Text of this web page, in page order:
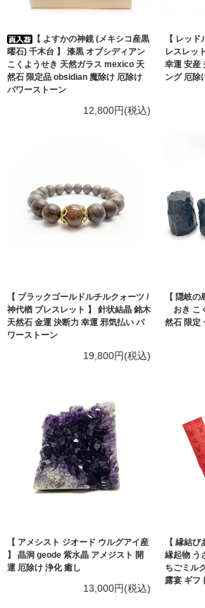
【 よすかの神鏡 (メキシコ産黒
曜石) 千木台 】 漆黒 オブシディアン
こくようせき 天然ガラス mexico 天
然石 限定品 obsidian 魔除け 厄除け
パワーストーン
12,800円(税込)
【 レッ
レスレッ
幸運 安産
ング 厄除
【 ブラックゴールドルチルクォーツ /
神代楢 ブレスレット 】 針状結晶 銘木
天然石 金運 決断力 幸運 邪気払い パ
ワーストーン
19,800円(税込)
【 隠岐
おき こ
然石 限定
【 アメシスト ジオード ウルグアイ産
】 晶洞 geode 紫水晶 アメジスト 開
運 厄除け 浄化 癒し
13,000円(税込)
【 縁結
縁起物 う
ちごミル
露宴 ギフ